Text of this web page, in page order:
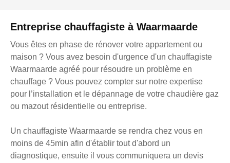
Entreprise chauffagiste à Waarmaarde
Vous êtes en phase de rénover votre appartement ou
maison ? Vous avez besoin d'urgence d'un chauffagiste
Waarmaarde agréé pour résoudre un problème en
chauffage ? Vous pouvez compter sur notre expertise
pour l’installation et le dépannage de votre chaudière gaz
ou mazout résidentielle ou entreprise.
Un chauffagiste Waarmaarde se rendra chez vous en
moins de 45min afin d'établir tout d'abord un
diagnostique, ensuite il vous communiquera un devis